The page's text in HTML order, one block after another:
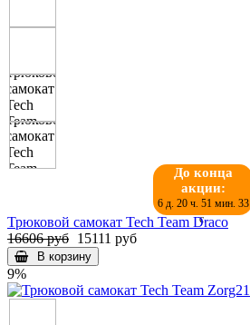
До конца
акции:
6 д. 20 ч. 51 мин. 32
с.
Трюковой самокат Tech Team Draco
16606 руб 15111 руб
В корзину
9%